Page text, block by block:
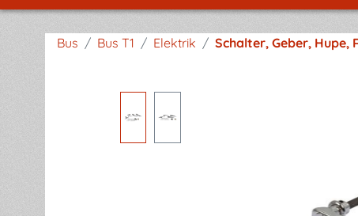
Bus / Bus T1 / Elektrik / Schalter, Geber, Hupe,